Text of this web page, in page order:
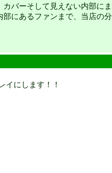
バーそして見えない内部にま
にあるファンまで、当店の分
イにします！！